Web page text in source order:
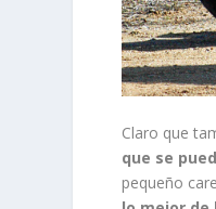
Claro que
que se
pequeño